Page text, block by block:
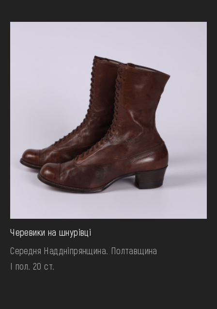
Черевики на шнурівці
Середня Наддніпрянщина. Полтавщина
І пол. 20 ст.